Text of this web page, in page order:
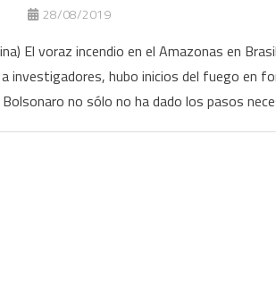
28/08/2019
El voraz incendio en el Amazonas en
investigadores, hubo inicios del fuego en
no sólo no ha dado los pasos